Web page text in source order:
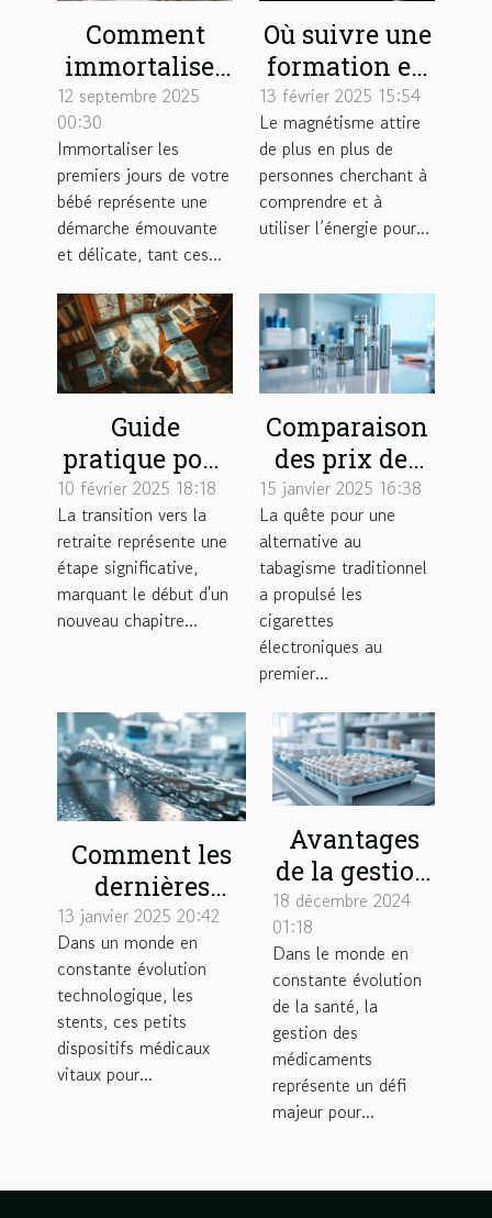
Comment
immortaliser
les premiers
jours de votre
bébé avec
sensibilité?
12 septembre 2025
00:30
Immortaliser les
premiers jours de votre
bébé représente une
démarche émouvante
et délicate, tant ces...
Où suivre une
formation en
magnétisme ?
13 février 2025 15:54
Le magnétisme attire
de plus en plus de
personnes cherchant à
comprendre et à
utiliser l’énergie pour...
Guide
pratique pour
gérer son
budget une
fois à la
retraite
10 février 2025 18:18
La transition vers la
retraite représente une
étape significative,
marquant le début d'un
nouveau chapitre...
Comparaison
des prix des
cigarettes
électroniques
sur le marché
15 janvier 2025 16:38
La quête pour une
alternative au
tabagisme traditionnel
a propulsé les
cigarettes
électroniques au
premier...
Comment les
dernières
avancées
technologiques
améliorent la
durabilité des
stents
13 janvier 2025 20:42
Dans un monde en
constante évolution
technologique, les
stents, ces petits
dispositifs médicaux
vitaux pour...
Avantages
de la gestion
externalisée
des piluliers
en structures
de soins
18 décembre 2024
01:18
Dans le monde en
constante évolution
de la santé, la
gestion des
médicaments
représente un défi
majeur pour...